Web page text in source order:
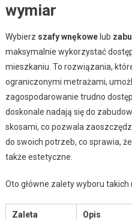
wymiar
Wybierz szafy wnękowelub
maksymalnie wykorzystać
mieszkaniu. To rozwiązania,
ograniczonymi metrażami,
zagospodarowanie trudno
doskonale nadają się do
skosami, co pozwala
do swoich potrzeb, co sprawia,
także estetyczne.
Oto główne zalety wyboru takich
Zaleta Opis